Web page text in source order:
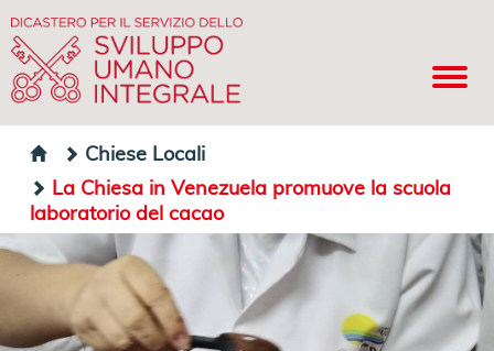
Chiese Locali
La Chiesa in Venezuela promuove la scuola
laboratorio del cacao